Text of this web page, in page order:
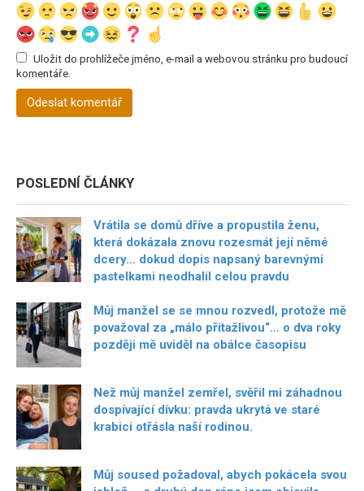
Uložit do prohlížeče jméno, e-mail a webovou stránku pro budoucí
komentáře.
POSLEDNÍ ČLÁNKY
Vrátila se domů dříve a propustila ženu,
která dokázala znovu rozesmát její němé
dcery… dokud dopis napsaný barevnými
pastelkami neodhalil celou pravdu
Můj manžel se se mnou rozvedl, protože mě
považoval za „málo přitažlivou“… o dva roky
později mě uviděl na obálce časopisu
Než můj manžel zemřel, svěřil mi záhadnou
dospívající dívku: pravda ukrytá ve staré
krabici otřásla naší rodinou.
Můj soused požadoval, abych pokácela svou